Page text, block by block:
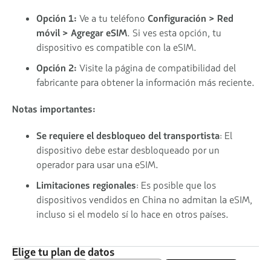
Opción 1: Ve a tu teléfono Configuración > Red
móvil > Agregar eSIM. Si ves esta opción, tu
dispositivo es compatible con la eSIM.
Opción 2: Visite la página de compatibilidad del
fabricante para obtener la información más reciente.
Notas importantes:
Se requiere el desbloqueo del transportista: El
dispositivo debe estar desbloqueado por un
operador para usar una eSIM.
Limitaciones regionales: Es posible que los
dispositivos vendidos en China no admitan la eSIM,
incluso si el modelo sí lo hace en otros países.
Elige tu plan de datos